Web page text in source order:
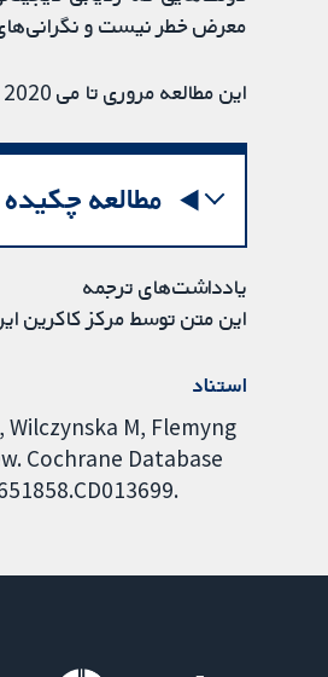
معرض خطر نیست و
این مطالعه مروری تا می 2020 به‌روز است.
مطالعه
یادداشت‌های ترجمه
این متن توسط مرکز کاکرین
استناد
Wilczynska M, Flemyng
Cochrane Database